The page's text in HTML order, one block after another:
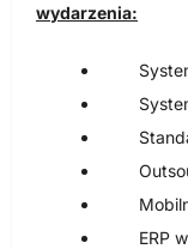
wydarzenia:
ERP w